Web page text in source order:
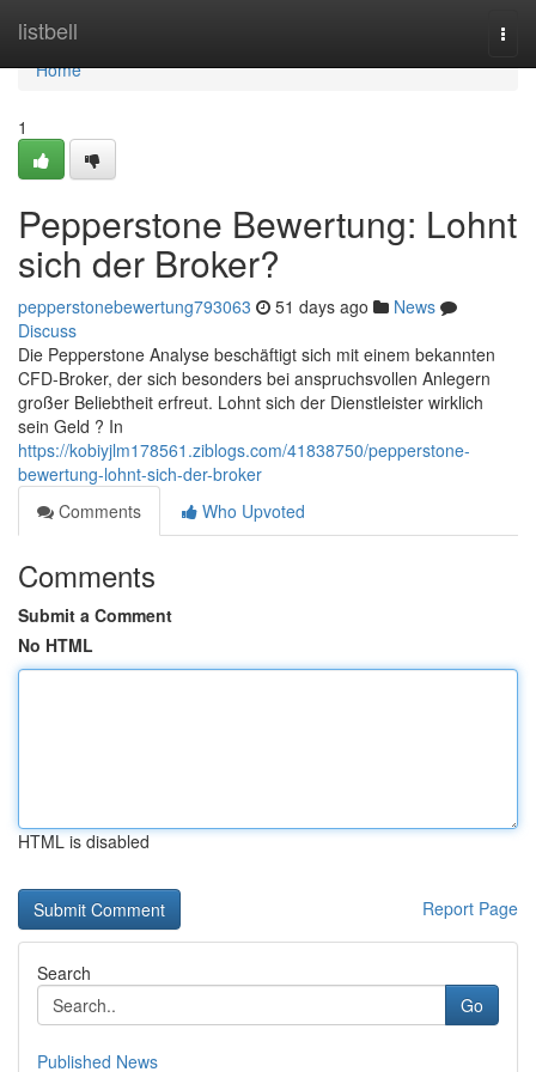
listbell
Home
Home
1
Pepperstone Bewertung: Lohnt
sich der Broker?
pepperstonebewertung793063 51 days ago
News
Discuss
Die Pepperstone Analyse beschäftigt sich mit einem bekannten
CFD-Broker, der sich besonders bei anspruchsvollen Anlegern
großer Beliebtheit erfreut. Lohnt sich der Dienstleister wirklich
sein Geld ? In
https://kobiyjlm178561.ziblogs.com/41838750/pepperstone-
bewertung-lohnt-sich-der-broker
Comments
Who Upvoted
Comments
Submit a Comment
No HTML
HTML is disabled
Report Page
Search
Go
Published News